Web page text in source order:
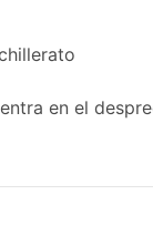
en el